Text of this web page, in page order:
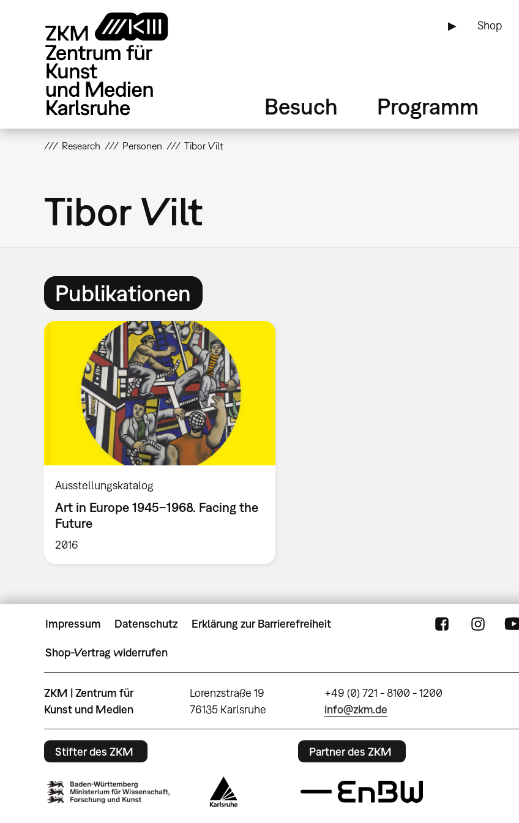
▶ Shop
Besuch Programm
Research Personen Tibor Vilt
Tibor Vilt
Publikationen
Ausstellungskatalog
Art in Europe 1945–1968. Facing the
Future
2016
Impressum Datenschutz Erklärung zur Barrierefreiheit
Shop-Vertrag widerrufen
ZKM | Zentrum für
Kunst und Medien
Lorenzstraße 19
76135 Karlsruhe
+49 (0) 721 - 8100 - 1200
info@zkm.de
Stifter des ZKM Partner des ZKM